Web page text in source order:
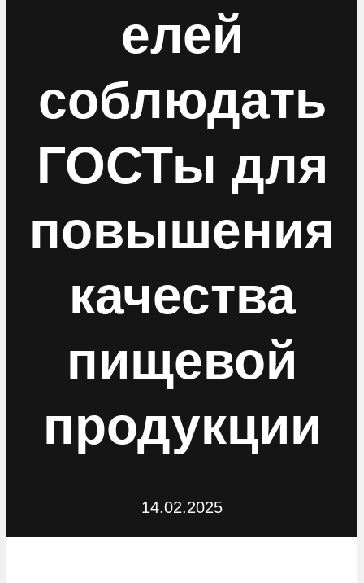
елей
соблюдать
ГОСТы для
повышения
качества
пищевой
продукции
14.02.2025